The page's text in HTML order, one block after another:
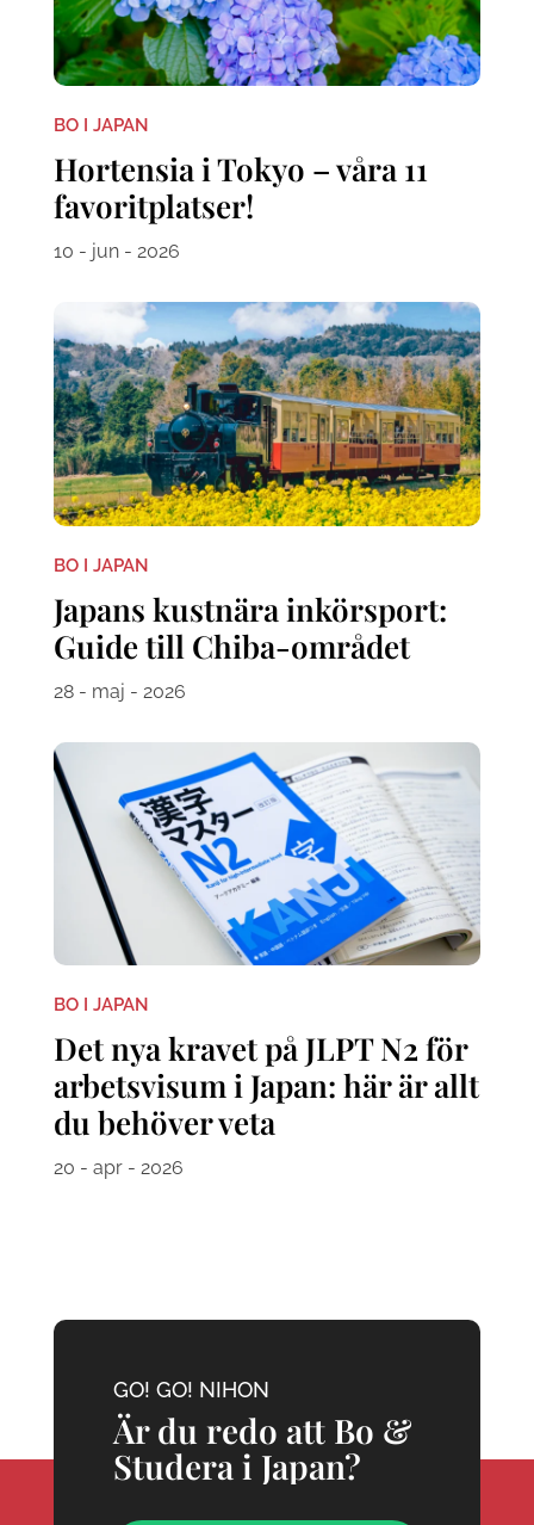
BO I JAPAN
Hortensia i Tokyo – våra 11
favoritplatser!
10 - jun - 2026
BO I JAPAN
Japans kustnära inkörsport:
Guide till Chiba-området
28 - maj - 2026
BO I JAPAN
Det nya kravet på JLPT N2 för
arbetsvisum i Japan: här är allt
du behöver veta
20 - apr - 2026
GO! GO! NIHON
Är du redo att Bo &
Studera i Japan?